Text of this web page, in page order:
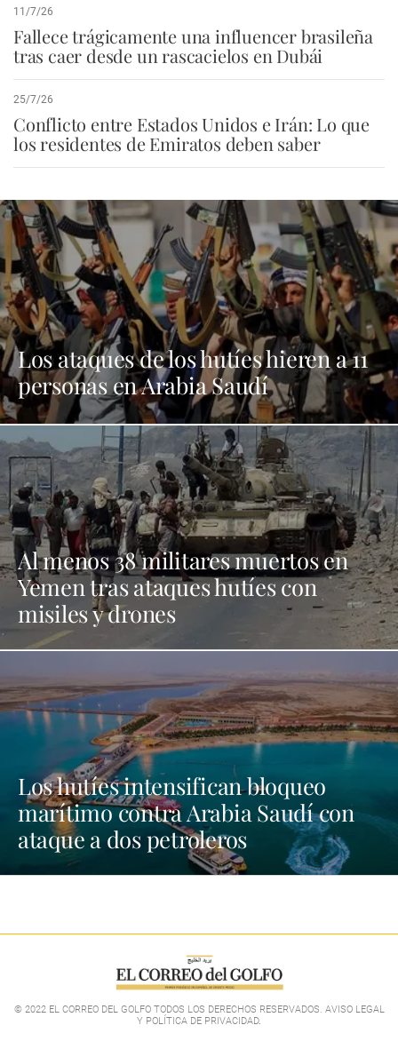
11/7/26
Fallece trágicamente una influencer brasileña
tras caer desde un rascacielos en Dubái
25/7/26
Conflicto entre Estados Unidos e Irán: Lo que
los residentes de Emiratos deben saber
Los ataques de los hutíes hieren a 11
personas en Arabia Saudí
Al menos 38 militares muertos en
Yemen tras ataques hutíes con
misiles y drones
Los hutíes intensifican bloqueo
marítimo contra Arabia Saudí con
ataque a dos petroleros
© 2022 EL CORREO DEL GOLFO TODOS LOS DERECHOS RESERVADOS. AVISO LEGAL
Y POLÍTICA DE PRIVACIDAD.